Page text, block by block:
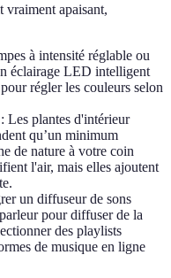
vraiment apaisant,
à intensité réglable ou
éclairage LED intelligent
régler les couleurs selon
: Les plantes d'intérieur
qu’un minimum
de nature à votre coin
l'air, mais elles ajoutent
un diffuseur de sons
pour diffuser de la
des playlists
de musique en ligne